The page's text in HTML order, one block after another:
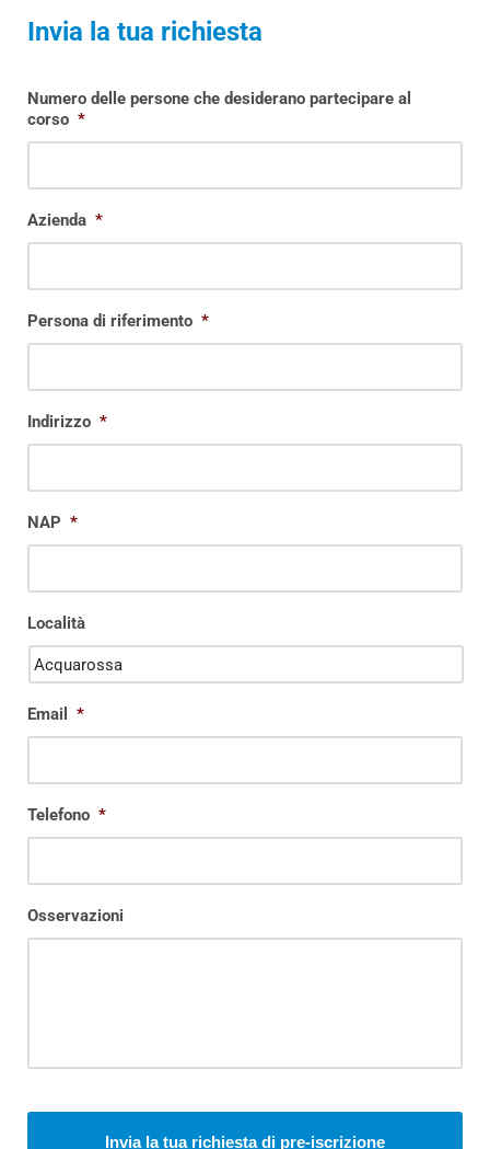
Invia la tua richiesta
Numero delle persone che desiderano partecipare al
corso *
Azienda *
Persona di riferimento *
Indirizzo *
NAP *
Località
Email *
Telefono *
Osservazioni